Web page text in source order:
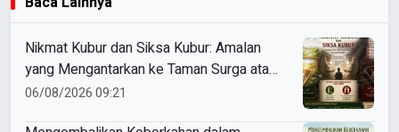
Nikmat Kubur dan Siksa Kubur: Amalan
yang Mengantarkan ke Taman Surga atau
Azab Barzakh
06/08/2026 09:21